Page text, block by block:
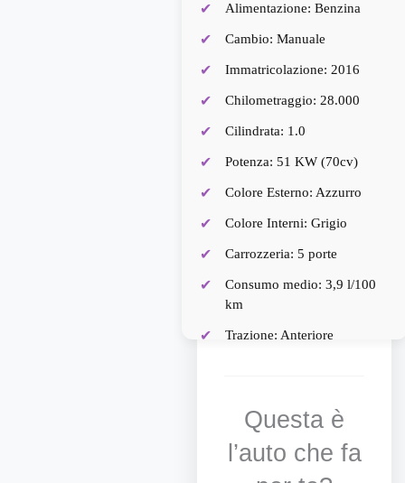
Alimentazione: Benzina
Cambio: Manuale
Immatricolazione: 2016
Chilometraggio: 28.000
Cilindrata: 1.0
Potenza: 51 KW (70cv)
Colore Esterno: Azzurro
Colore Interni: Grigio
Carrozzeria: 5 porte
Consumo medio: 3,9 l/100
km
Trazione: Anteriore
Rata mensile: 168,00
Questa è
l’auto che fa